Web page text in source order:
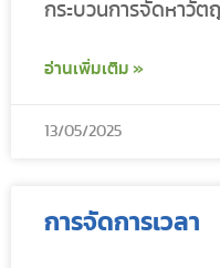
กระบวนการจัดหาวัต
อ่านเพิ่มเติม »
13/05/2025
การจัดการเวลา